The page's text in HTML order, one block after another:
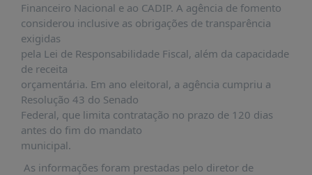
CURSOS
E
EVENTOS
INSCRIÇÕES
MATERIAIS
DISPONÍVEIS
PUBLICAÇÕES
REVISTA
RUMOS
Financeiro Nacional e ao CADIP. A agência de fomento
considerou inclusive as obrigações de transparência
exigidas
pela Lei de Responsabilidade Fiscal, além da capacidade
de receita
orçamentária. Em ano eleitoral, a agência cumpriu a
Resolução 43 do Senado
Federal, que limita contratação no prazo de 120 dias
antes do fim do mandato
municipal.
As informações foram prestadas pelo diretor de